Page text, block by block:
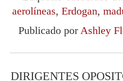
aerolíneas, Erdogan,
Publicado porAshley
DIRIGENTES